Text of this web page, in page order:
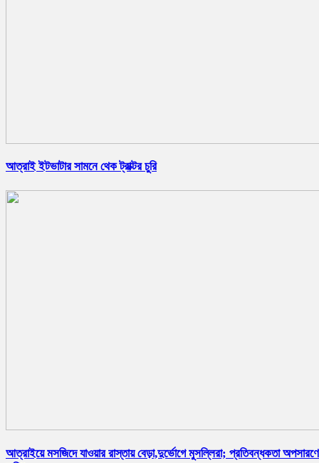
আত্রাই ইটভাটার সামনে থেক ট্রাক্টর চুরি
আত্রাইয়ে মসজিদে যাওয়ার রাস্তায় বেড়া,দুর্ভোগে মুসল্লিরা; প্রতিবন্ধকতা